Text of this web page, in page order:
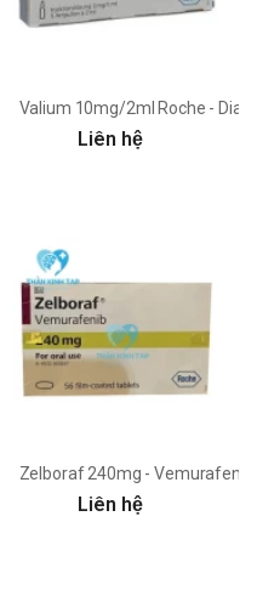
Roche
Valium 10mg/2ml Roche -
Liên hệ
Roche
Zelboraf 240mg -
Liên hệ